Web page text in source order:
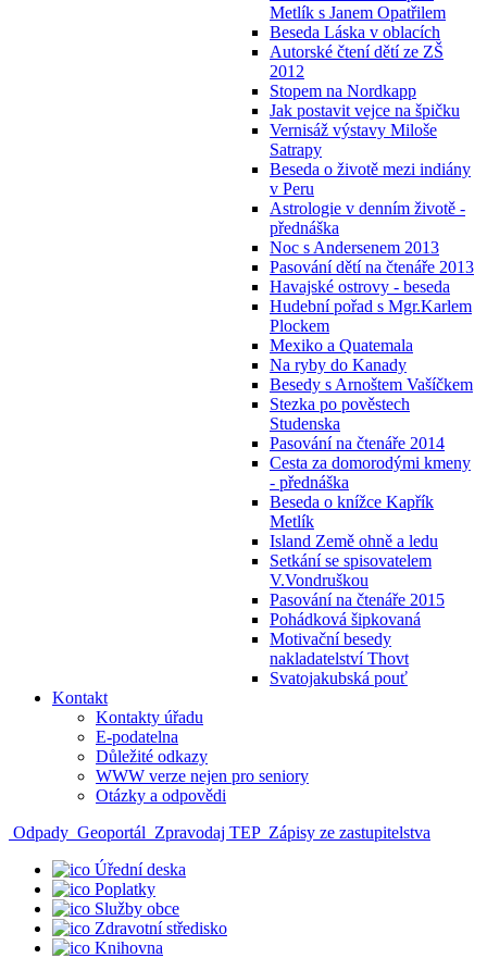
Metlík s Janem Opatřilem
Beseda Láska v oblacích
Autorské čtení dětí ze ZŠ
2012
Stopem na Nordkapp
Jak postavit vejce na špičku
Vernisáž výstavy Miloše
Satrapy
Beseda o životě mezi indiány
v Peru
Astrologie v denním životě -
přednáška
Noc s Andersenem 2013
Pasování dětí na čtenáře 2013
Havajské ostrovy - beseda
Hudební pořad s Mgr.Karlem
Plockem
Mexiko a Quatemala
Na ryby do Kanady
Besedy s Arnoštem Vašíčkem
Stezka po pověstech
Studenska
Pasování na čtenáře 2014
Cesta za domorodými kmeny
- přednáška
Beseda o knížce Kapřík
Metlík
Island Země ohně a ledu
Setkání se spisovatelem
V.Vondruškou
Pasování na čtenáře 2015
Pohádková šipkovaná
Motivační besedy
nakladatelství Thovt
Svatojakubská pouť
Kontakt
Kontakty úřadu
E-podatelna
Důležité odkazy
WWW verze nejen pro seniory
Otázky a odpovědi
Odpady Geoportál Zpravodaj TEP Zápisy ze zastupitelstva
Úřední deska
Poplatky
Služby obce
Zdravotní středisko
Knihovna